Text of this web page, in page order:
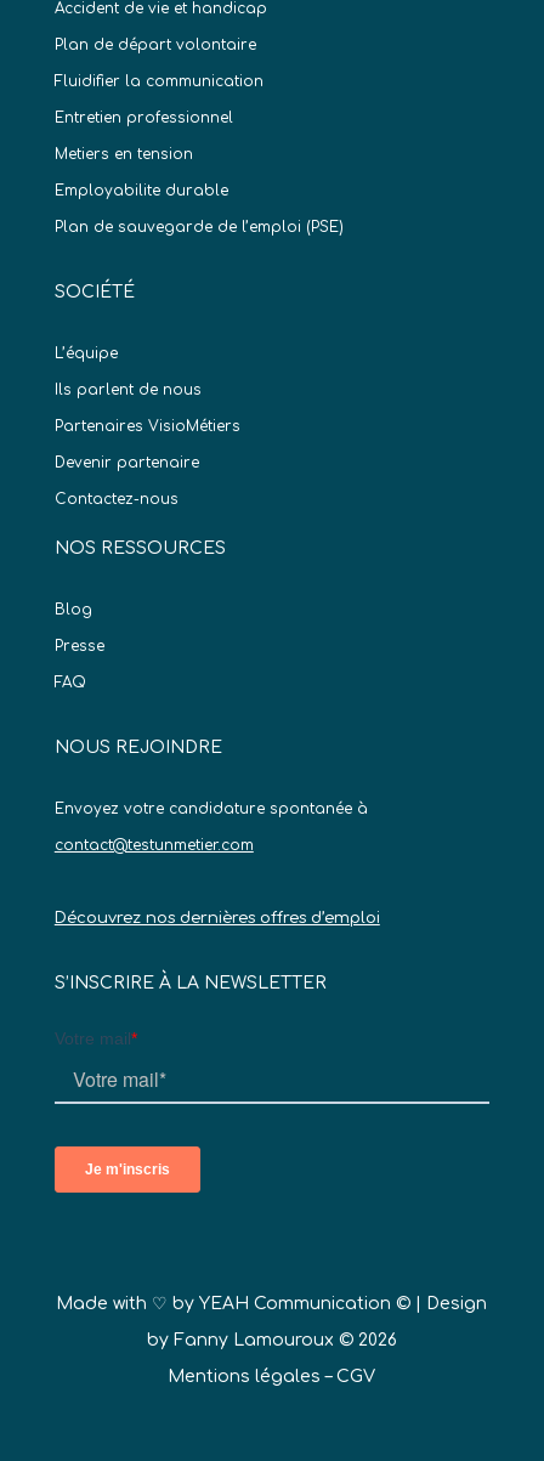
Accident de vie et handicap
Plan de départ volontaire
Fluidifier la communication
Entretien professionnel
Metiers en tension
Employabilite durable
Plan de sauvegarde de l’emploi (PSE)
SOCIÉTÉ
L’équipe
Ils parlent de nous
Partenaires VisioMétiers
Devenir partenaire
Contactez-nous
NOS RESSOURCES
Blog
Presse
FAQ
NOUS REJOINDRE
Envoyez votre candidature spontanée à
contact@testunmetier.com
Découvrez nos dernières offres d’emploi
S’INSCRIRE À LA NEWSLETTER
Made with ♡ byYEAH Communication © | Design
by Fanny Lamouroux © 2026
Mentions légales –CGV